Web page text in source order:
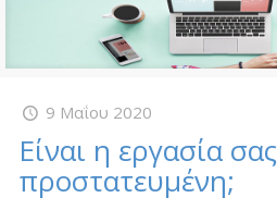
9 Μαΐου 2020
Είναι η εργασία σας
προστατευμένη;